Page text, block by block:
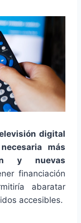
digital
más
y nuevas
financiación
abaratar
accesibles.